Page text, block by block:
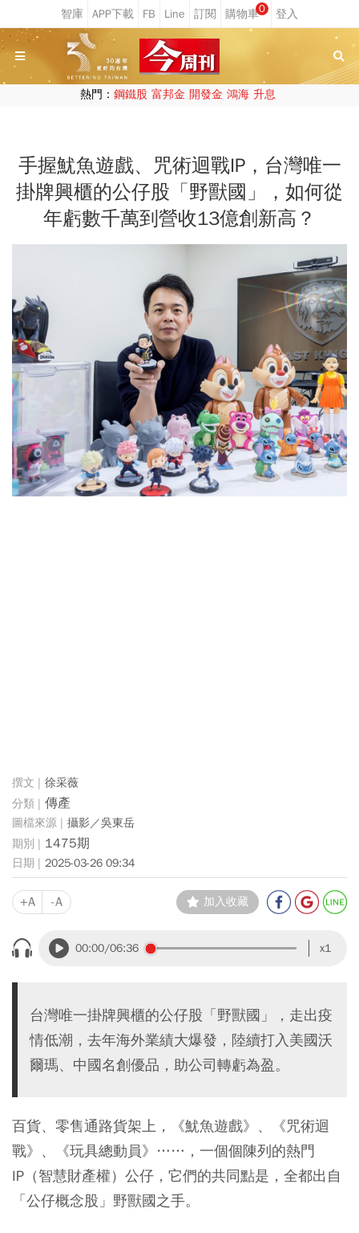
0
熱門： 鋼鐵股 富邦金 開發金 鴻海 升息
手握魷魚遊戲、咒術迴戰IP，台灣唯一
掛牌興櫃的公仔股「野獸國」，如何從
年虧數千萬到營收13億創新高？
徐采薇
傳產
攝影／吳東岳
1475期
2025-03-26 09:34
+A -A 加入收藏
00:00/06:36 x1
台灣唯一掛牌興櫃的公仔股「野獸國」，走出疫
情低潮，去年海外業績大爆發，陸續打入美國沃
爾瑪、中國名創優品，助公司轉虧為盈。
百貨、零售通路貨架上，《魷魚遊戲》、《咒術迴
戰》、《玩具總動員》……，一個個陳列的熱門
IP（智慧財產權）公仔，它們的共同點是，全都出自
「公仔概念股」野獸國之手。